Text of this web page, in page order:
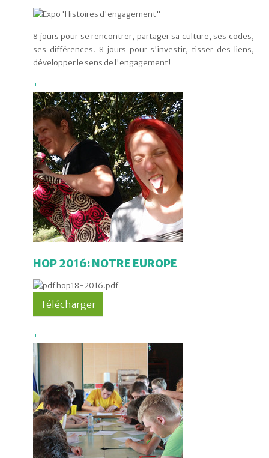
8 jours pour se rencontrer, partager sa culture, ses codes,
ses différences. 8 jours pour s'investir, tisser des liens,
développer le sens de l'engagement!
+
HOP 2016: NOTRE EUROPE
hop18-2016.pdf
+